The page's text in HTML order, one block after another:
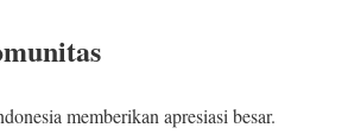
memberikan apresiasi besar.